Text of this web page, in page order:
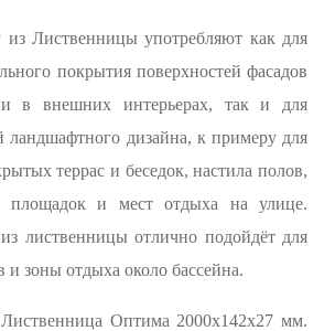
из Лиственницы употребляют как для
покрытия поверхностей фасадов
в внешних интерьерах, так и для
ландшафтного дизайна, к примеру для
террас и беседок, настила полов,
площадок и мест отдыха на улице.
лиственницы отлично подойдёт для
и зоны отдыха около бассейна.
Лиственница Оптима 2000х142х27 мм.